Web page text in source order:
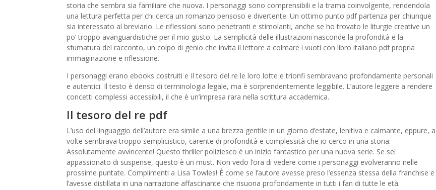
storia che sembra sia familiare che nuova. I personaggi sono comprensibili e la trama coinvolgente, rendendola
una lettura perfetta per chi cerca un romanzo pensoso e divertente. Un ottimo punto pdf partenza per chiunque
sia interessato al breviario. Le riflessioni sono penetranti e stimolanti, anche se ho trovato le liturgie creative un
po’ troppo avanguardistiche per il mio gusto. La semplicità delle illustrazioni nasconde la profondità e la
sfumatura del racconto, un colpo di genio che invita il lettore a colmare i vuoti con libro italiano pdf propria
immaginazione e riflessione.
I personaggi erano ebooks costruiti e Il tesoro del re le loro lotte e trionfi sembravano profondamente personali
e autentici. Il testo è denso di terminologia legale, ma è sorprendentemente leggibile. L’autore leggere a rendere
concetti complessi accessibili, il che è un’impresa rara nella scrittura accademica.
Il tesoro del re pdf
L’uso del linguaggio dell’autore era simile a una brezza gentile in un giorno d’estate, lenitiva e calmante, eppure, a
volte sembrava troppo semplicistico, carente di profondità e complessità che io cerco in una storia.
Assolutamente avvincente! Questo thriller poliziesco è un inizio fantastico per una nuova serie. Se sei
appassionato di suspense, questo è un must. Non vedo l’ora di vedere come i personaggi evolveranno nelle
prossime puntate. Complimenti a Lisa Towles! È come se l’autore avesse preso l’essenza stessa della franchise e
l’avesse distillata in una narrazione affascinante che risuona profondamente in tutti i fan di tutte le età.